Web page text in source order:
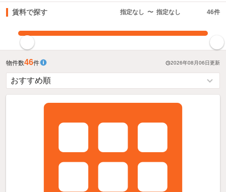
賃料で探す 指定なし 〜 指定なし 46件
物件数46件 2026年08月06日更新